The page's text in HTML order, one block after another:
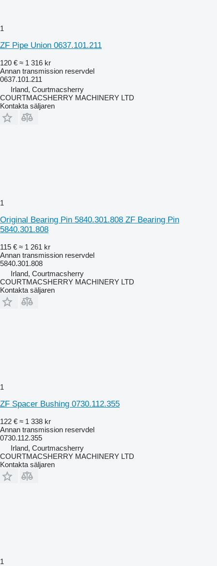
1
ZF Pipe Union 0637.101.211
120 € ≈ 1 316 kr
Annan transmission reservdel
0637.101.211
Irland, Courtmacsherry
COURTMACSHERRY MACHINERY LTD
Kontakta säljaren
1
Original Bearing Pin 5840.301.808 ZF Bearing Pin
5840.301.808
115 € ≈ 1 261 kr
Annan transmission reservdel
5840.301.808
Irland, Courtmacsherry
COURTMACSHERRY MACHINERY LTD
Kontakta säljaren
1
ZF Spacer Bushing 0730.112.355
122 € ≈ 1 338 kr
Annan transmission reservdel
0730.112.355
Irland, Courtmacsherry
COURTMACSHERRY MACHINERY LTD
Kontakta säljaren
1